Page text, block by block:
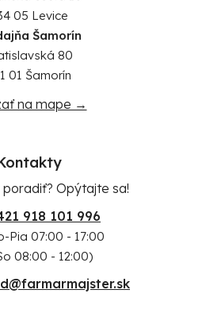
05 Levice
Šamorín
80
01 Šamorín
na mape →
Opýtajte sa!
918 101 996
Pia 07:00 - 17:00
08:00 - 12:00)